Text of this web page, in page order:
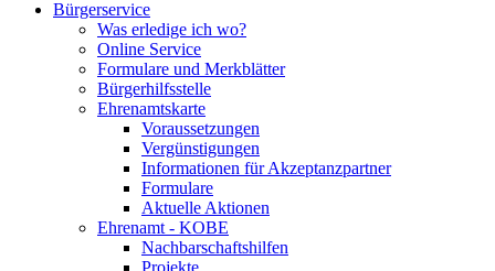
Bürgerservice
Was erledige ich wo?
Online Service
Formulare und Merkblätter
Bürgerhilfsstelle
Ehrenamtskarte
Voraussetzungen
Vergünstigungen
Informationen für Akzeptanzpartner
Formulare
Aktuelle Aktionen
Ehrenamt - KOBE
Nachbarschaftshilfen